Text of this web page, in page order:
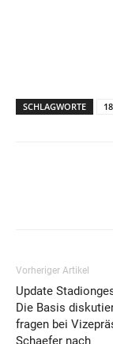
SCHLAGWORTE
Vorheriger Artikel
Update
Die Basis
fragen bei